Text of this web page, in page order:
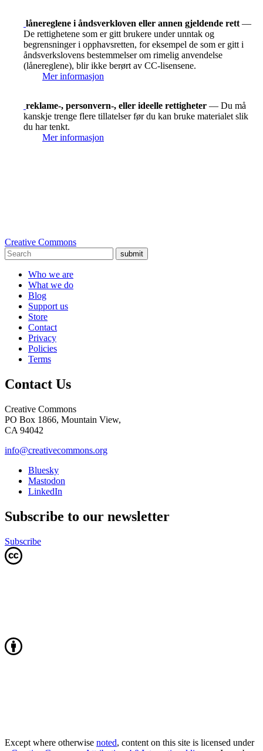
lånereglene i åndsverkloven eller annen gjeldende rett —
De rettighetene som er gitt brukere under unntak og
begrensninger i opphavsretten, for eksempel de som er gitt i
åndsverkslovens bestemmelser om rimelig anvendelse
(lånereglene), blir ikke berørt av CC-lisensene.
Mer informasjon
reklame-, personvern-, eller ideelle rettigheter — Du må
kanskje trenge flere tillatelser før du kan bruke materialet slik
du har tenkt.
Mer informasjon
Creative Commons
submit
Who we are
What we do
Blog
Support us
Store
Contact
Privacy
Policies
Terms
Contact Us
Creative Commons
PO Box 1866, Mountain View,
CA 94042
info@creativecommons.org
Bluesky
Mastodon
LinkedIn
Subscribe to our newsletter
Subscribe
Except where otherwise noted, content on this site is licensed under